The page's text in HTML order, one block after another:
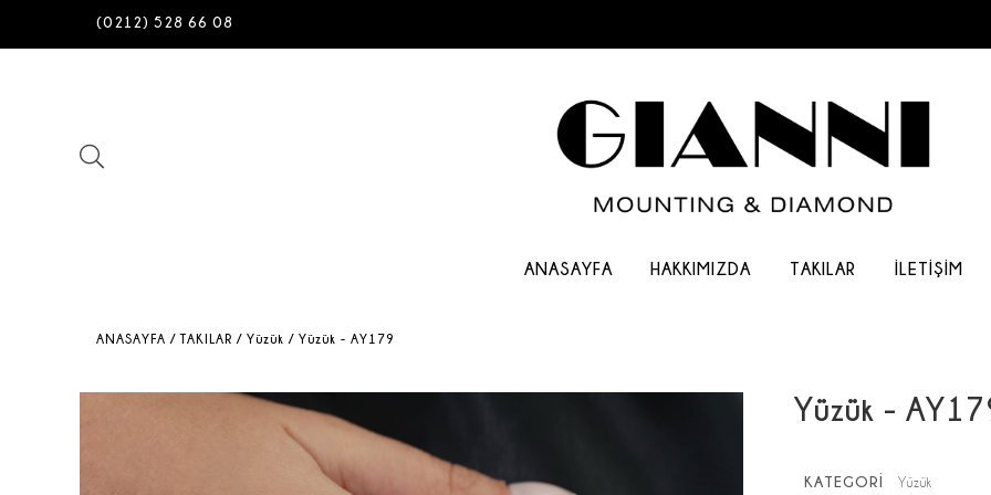
(0212) 528 66 08
ANASAYFA HAKKIMIZDA TAKILAR İLETIŞIM
ANASAYFA / TAKILAR / Yüzük / Yüzük - AY179
Yüzük -
KATEGORİ Yüzük